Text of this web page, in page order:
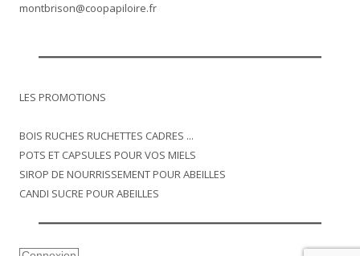
montbrison@coopapiloire.fr
LES PROMOTIONS
BOIS RUCHES RUCHETTES CADRES ...
POTS ET CAPSULES POUR VOS MIELS
SIROP DE NOURRISSEMENT POUR ABEILLES
CANDI SUCRE POUR ABEILLES